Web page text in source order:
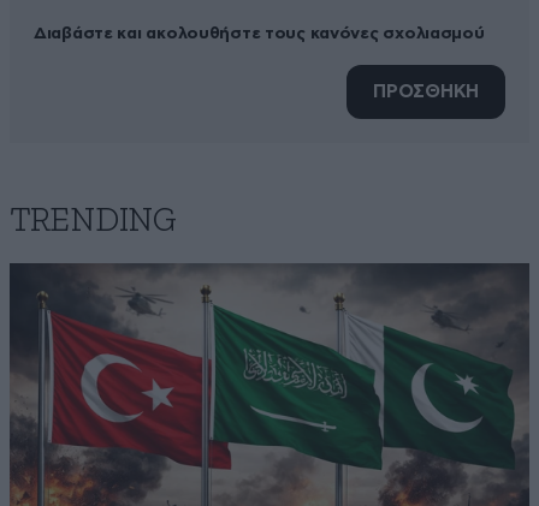
Διαβάστε και ακολουθήστε τους κανόνες σχολιασμού
ΠΡΟΣΘΗΚΗ
TRENDING